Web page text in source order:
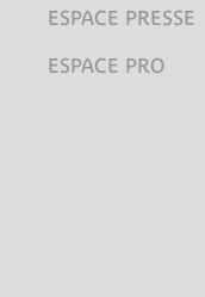
ESPACE PRESSE
ESPACE PRO